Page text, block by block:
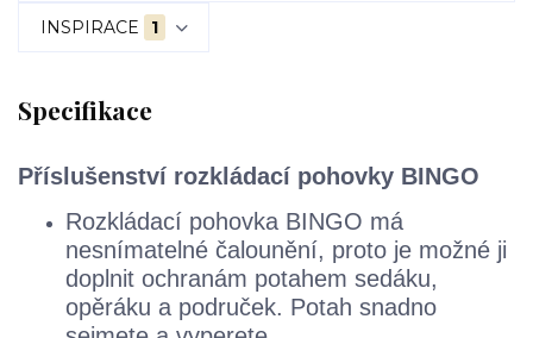
INSPIRACE 1
Specifikace
Příslušenství rozkládací pohovky BINGO
Rozkládací pohovka BINGO má
nesnímatelné čalounění, proto je možné ji
doplnit ochranám potahem sedáku,
opěráku a područek. Potah snadno